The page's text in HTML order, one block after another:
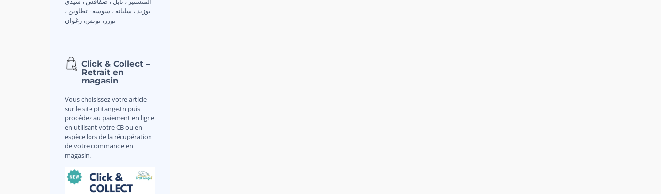
بوزيد ، سليانة ، سوسة ، تطاوين ،
توزر، تونس، زغوان
Click & Collect –
Retrait en
magasin
Vous choisissez votre article
sur le site ptitange.tn puis
procédez au paiement en ligne
en utilisant votre CB ou en
espèce lors de la récupération
de votre commande en
magasin.